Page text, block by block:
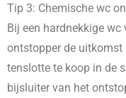
Tip 3: Chemische wc
Bij een hardnekkige
ontstopper de uitkomst
tenslotte te koop in de
bijsluiter van het